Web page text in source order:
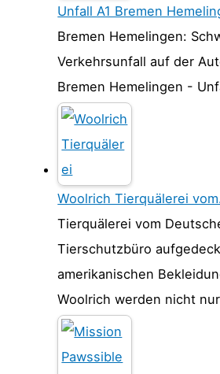
Unfall A1 Bremen
Bremen Hemelingen:
Verkehrsunfall auf der
Bremen Hemelingen -
Woolrich Tierquälerei
Tierquälerei vom
Tierschutzbüro
amerikanischen
Woolrich werden nicht